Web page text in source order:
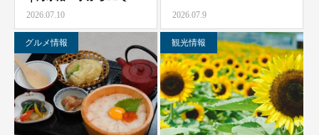
グランシャリオ
シェフガーデン
クラフトサーカス
ニジゲンノモリ
子供の遊び場と絶景…
2026.07.10 2026.07.9
グルメ情報 観光情報